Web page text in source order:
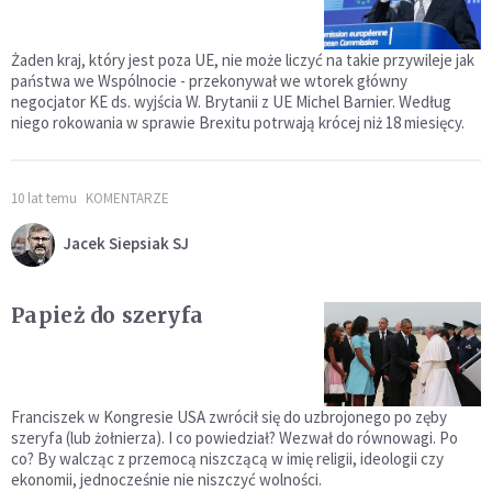
Żaden kraj, który jest poza UE, nie może liczyć na takie przywileje jak
państwa we Wspólnocie - przekonywał we wtorek główny
negocjator KE ds. wyjścia W. Brytanii z UE Michel Barnier. Według
niego rokowania w sprawie Brexitu potrwają krócej niż 18 miesięcy.
10 lat temu KOMENTARZE
Jacek Siepsiak SJ
Papież do szeryfa
Franciszek w Kongresie USA zwrócił się do uzbrojonego po zęby
szeryfa (lub żołnierza). I co powiedział? Wezwał do równowagi. Po
co? By walcząc z przemocą niszczącą w imię religii, ideologii czy
ekonomii, jednocześnie nie niszczyć wolności.